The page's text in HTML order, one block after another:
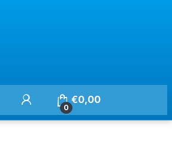
0
€0,00